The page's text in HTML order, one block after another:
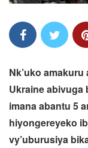
Nk’uko
Ukraine abivuga
imana abantu 5
hiyongereyeko
vy’uburusiya